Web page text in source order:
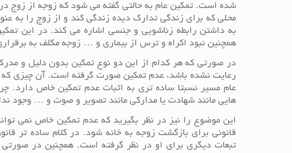
شده است. تمکین عام به حالتی گفته می شود که زوجه از زوج
محلی که برای زندگی تدارک دیده زندگی کند و از زوج را به
به داشتن رابطه زناشویی و جنسی اشاره می کند. در این
همچنین نبود اکراه و ترس از بیماری و … زوجه مکلف به
در صورتی که هر کدام از این دو نوع تمکین بدون دلیل و
رعایت نشده باشد، عدم تمکین صورت گرفته است. آن چیزی
عام مسیر نسبتا ساده تری به اثبات عدم تمکین خاص دارد.
هایی مانند شهادت یا مدارکی مانند تصویر و صوت و … وجود
این موضوع را نیز در نظر بگیرید که عدم تمکین خاص نمی
قانونی برای بازگشت زوجه به خانه شود. در کلام ساده تر
تبعات دیگری برای او در نظر گرفته است. همچنین در